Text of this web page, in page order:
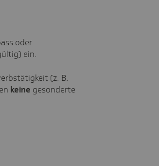
oder
ein.
(z. B.
keine gesonderte